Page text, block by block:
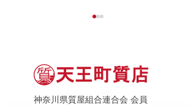
神奈川県質屋組合連合会 会員